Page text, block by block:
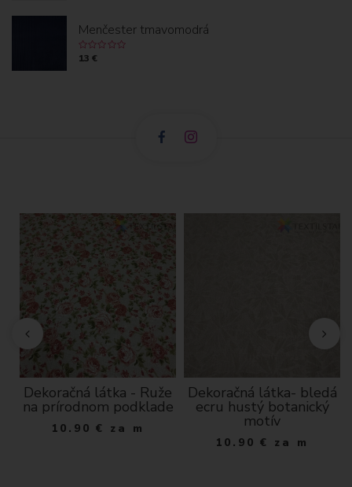
Menčester tmavomodrá
13 €
Dekoračná látka - Ruže
na prírodnom podklade
10.90 € za m
Dekoračná látka- bledá
ecru hustý botanický
motív
10.90 € za m